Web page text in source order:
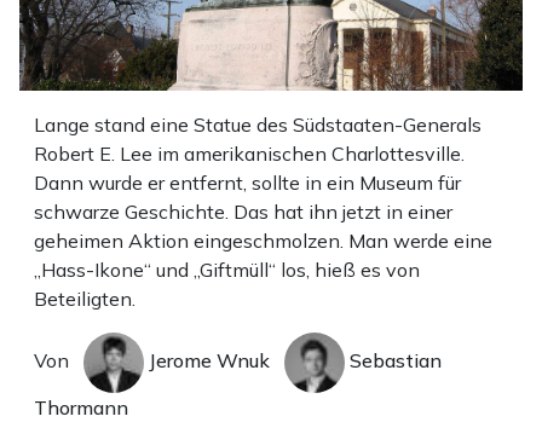
Lange stand eine Statue des Südstaaten-Generals
Robert E. Lee im amerikanischen Charlottesville.
Dann wurde er entfernt, sollte in ein Museum für
schwarze Geschichte. Das hat ihn jetzt in einer
geheimen Aktion eingeschmolzen. Man werde eine
„Hass-Ikone“ und „Giftmüll“ los, hieß es von
Beteiligten.
Von Jerome Wnuk
Sebastian
Thormann